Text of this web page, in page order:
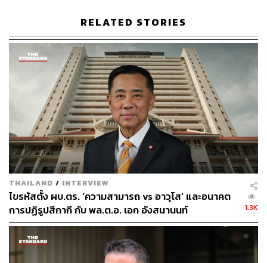
RELATED STORIES
THAILAND / INTERVIEW
ไขรหัสตั้ง ผบ.ตร. ‘ความสามารถ vs อาวุโส’ และอนาคต
การปฏิรูปสีกากี กับ พล.ต.อ. เอก อังสนานนท์
1.3K